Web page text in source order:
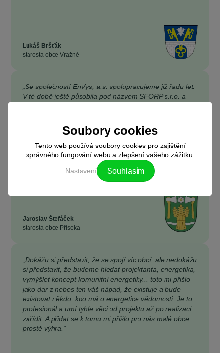
Lukáš Bršťák
starosta obce Vražné
„Se společností EnVys, a.s. spolupracujeme již řadu let.
V té době ještě působila pod názvem SFORP s.r.o. a
Díky jejich férovému přístupu a profesionality
managementu společnosti jsme se rozhodli zapojit také
do jejich projektu - Komunitní energetika EnVys.”
Jaroslav Štefáček
starosta obce Příseka
„Dokážu si představit, že se spojí víc obcí, ale nedokážu
si představit, že budeme hledat projektanta, energetika,
vymýšlet koncept komunitní energetiky... toto mi přišlo
jako dar z nebes ten váš nápad, že existuje a bude
existovat někdo, kdo má o energetice vědomosti. Je to
profesionál a umí tyhle věci od projektu až po realizaci
zařídit. A přidat se k tomu mi přišlo pro nás malé obce
prostě výhra.”
Soubory cookies
Tento web používá soubory cookies pro zajištění
správného fungování webu a zlepšení vašeho zážitku.
Nastavení Souhlasím